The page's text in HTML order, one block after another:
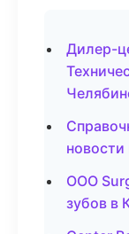
Дилер-
ООО
зубов в